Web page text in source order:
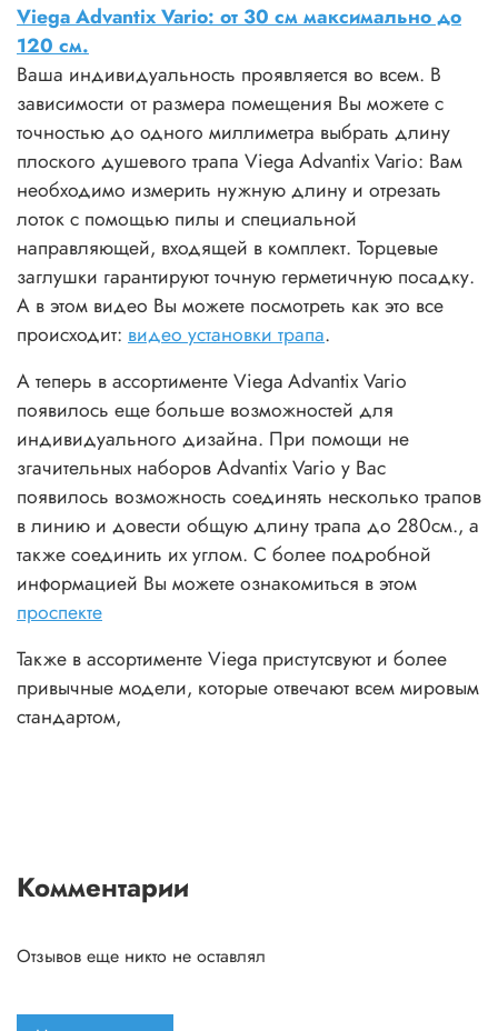
Viega Advantix Vario: от 30 cм максимально до
120 cм.
Ваша индивидуальность проявляется во всем. В
зависимости от размера помещения Вы можете с
точностью до одного миллиметра выбрать длину
плоского душевого трапа Viega Advantix Vario: Вам
необходимо измерить нужную длину и отрезать
лоток с помощью пилы и специальной
направляющей, входящей в комплект. Торцевые
заглушки гарантируют точную герметичную посадку.
А в этом видео Вы можете посмотреть как это все
происходит: видео установки трапа.
А теперь в ассортименте Viega Advantix Vario
появилось еще больше возможностей для
индивидуального дизайна. При помощи не
згачительных наборов Advantix Vario у Вас
появилось возможность соединять несколько трапов
в линию и довести общую длину трапа до 280см., а
также соединить их углом. С более подробной
информацией Вы можете ознакомиться в этом
проспекте
Также в ассортименте Viega пристутсвуют и более
привычные модели, которые отвечают всем мировым
стандартом,
Комментарии
Отзывов еще никто не оставлял